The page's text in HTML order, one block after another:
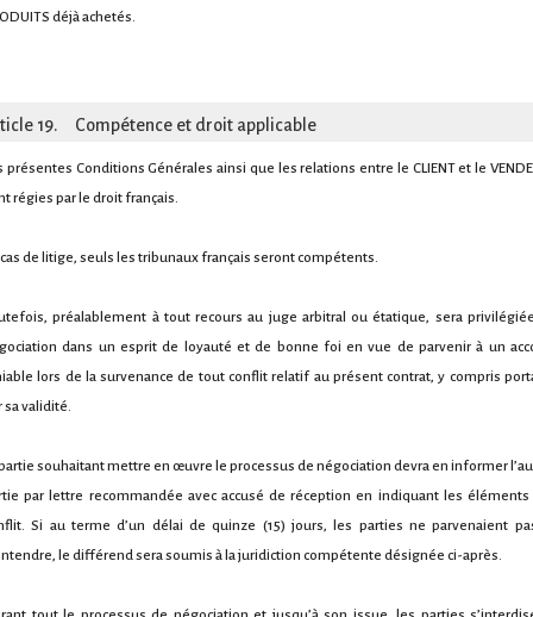
déjà achetés.
19. Compétence et droit applicable
présentes Conditions Générales ainsi que les relations entre le CLIENT et le
régies par le droit français.
cas de litige, seuls les tribunaux français seront compétents.
préalablement à tout recours au juge arbitral ou étatique, sera
dans un esprit de loyauté et de bonne foi en vue de parvenir à un
lors de la survenance de tout conflit relatif au présent contrat, y compris
sa validité.
souhaitant mettre en œuvre le processus de négociation devra en informer
par lettre recommandée avec accusé de réception en indiquant les éléments
Si au terme d’un délai de quinze (15) jours, les parties ne parvenaient
le différend sera soumis à la juridiction compétente désignée ci-après.